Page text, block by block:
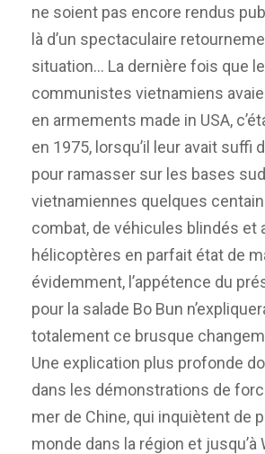
ne soient pas encore rendus
là d’un spectaculaire
situation… La dernière fois que
communistes vietnamiens
en armements made in USA,
en 1975, lorsqu’il leur avait suffi
pour ramasser sur les bases
vietnamiennes quelques
combat, de véhicules blindés et
hélicoptères en parfait état de
évidemment, l’appétence du
pour la salade Bo Bun
totalement ce brusque
Une explication plus profonde
dans les démonstrations de
mer de Chine, qui inquiètent de
monde dans la région et jusqu’à